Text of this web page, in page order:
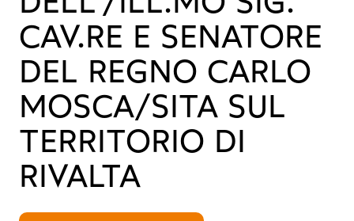
CAV.RE E SENATORE
DEL REGNO CARLO
MOSCA/SITA SUL
TERRITORIO DI
RIVALTA